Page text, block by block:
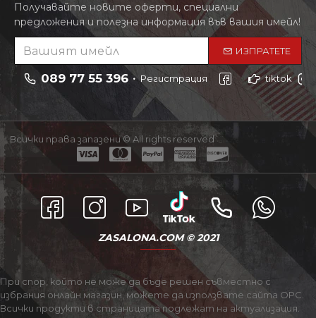
Получавайте новите оферти, специални
предложения и полезна информация във вашия имейл!
ИЗПРАТЕТЕ
089 77 55 396 Регистрация tiktok
Всички права запазени © All rights reserved
ZASALONA.COM © 2021
При спор, който не може да бъде решен съвместно с
избрания онлайн магазин, можете да използвате сайта ОРС.
Всички продукти в страницата подлежат на актуализация.